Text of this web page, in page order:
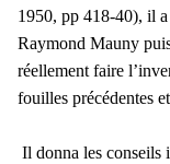
1950, pp 418-40), il
Raymond Mauny
réellement faire
fouilles précédentes
Il donna les conseils